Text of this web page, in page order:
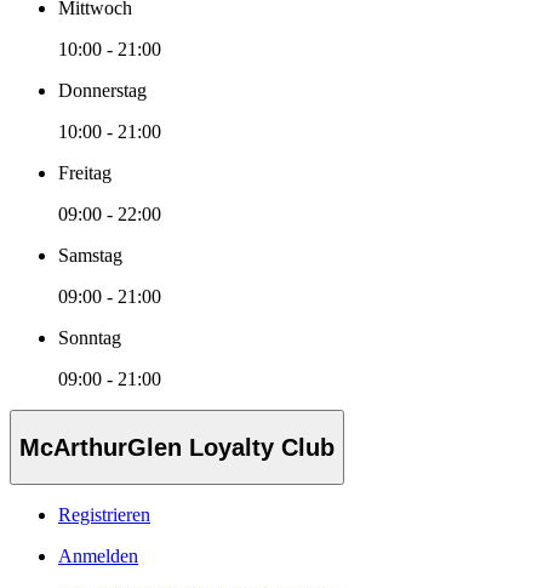
Mittwoch
10:00 - 21:00
Donnerstag
10:00 - 21:00
Freitag
09:00 - 22:00
Samstag
09:00 - 21:00
Sonntag
09:00 - 21:00
McArthurGlen Loyalty Club
Registrieren
Anmelden